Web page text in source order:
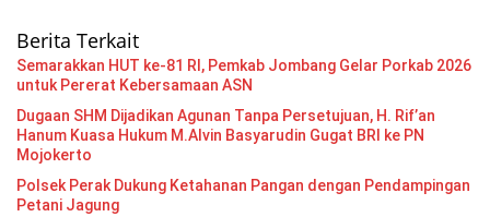
Berita Terkait
Semarakkan HUT ke-81 RI, Pemkab Jombang Gelar Porkab 2026
untuk Pererat Kebersamaan ASN
Dugaan SHM Dijadikan Agunan Tanpa Persetujuan, H. Rif’an
Hanum Kuasa Hukum M.Alvin Basyarudin Gugat BRI ke PN
Mojokerto
Polsek Perak Dukung Ketahanan Pangan dengan Pendampingan
Petani Jagung